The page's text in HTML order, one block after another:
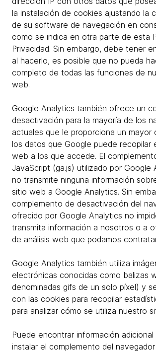
la instalación de cookies ajustando la
de su software de navegación en
como se indica en otra parte de esta
Privacidad. Sin embargo, debe tener
al hacerlo, es posible que no pueda
completo de todas las funciones de
web.
Google Analytics también ofrece un
desactivación para la mayoría de los
actuales que le proporciona un mayor
los datos que Google puede recopilar
web a los que accede. El
JavaScript (ga.js) utilizado por Google
no transmite ninguna información
sitio web a Google Analytics. Sin
complemento de desactivación del
ofrecido por Google Analytics no
transmita información a nosotros o a
de análisis web que podamos
Google Analytics también utiliza
electrónicas conocidas como balizas
denominadas gifs de un solo píxel) y
con las cookies para recopilar
para analizar cómo se utiliza nuestro
Puede encontrar información
instalar el complemento del